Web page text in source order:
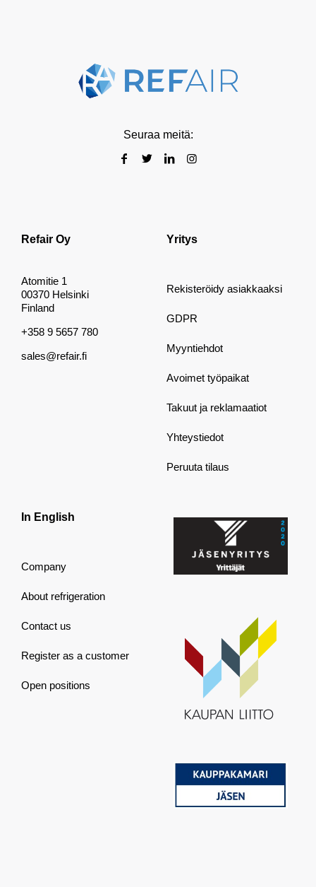
Seuraa meitä:
Refair Oy
Atomitie 1
00370 Helsinki
Finland
+358 9 5657 780
sales@refair.fi
Yritys
Rekisteröidy asiakkaaksi
GDPR
Myyntiehdot
Avoimet työpaikat
Takuut ja reklamaatiot
Yhteystiedot
Peruuta tilaus
In English
Company
About refrigeration
Contact us
Register as a customer
Open positions